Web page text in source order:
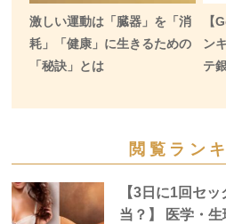
激しい運動は「臓器」を「消
耗」「健康」に生きるための
「秘訣」とは
【
ン
テ
閲覧ラン
【3日に1回セ
当？】 医学・